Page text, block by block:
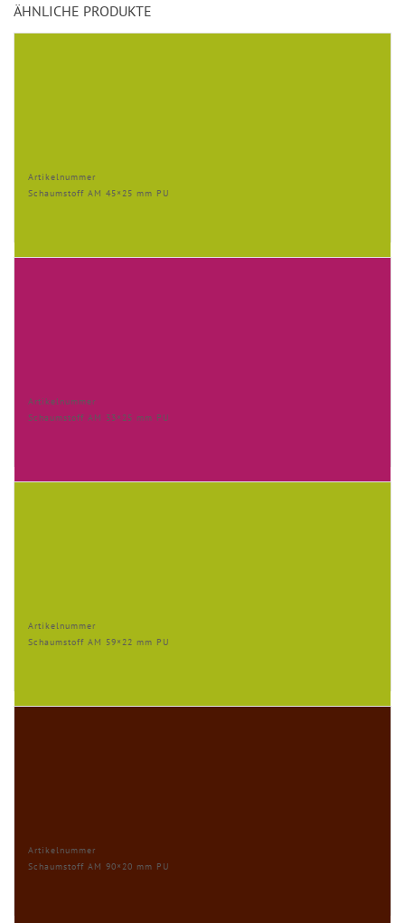
ÄHNLICHE PRODUKTE
Artikelnummer
Schaumstoff AM 45×25 mm PU
Artikelnummer
Schaumstoff AM 33×25 mm PU
Artikelnummer
Schaumstoff AM 59×22 mm PU
Artikelnummer
Schaumstoff AM 90×20 mm PU